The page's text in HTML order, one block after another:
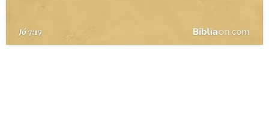
PERGUNTE À BÍBLIA
TERMO BÍBLICO